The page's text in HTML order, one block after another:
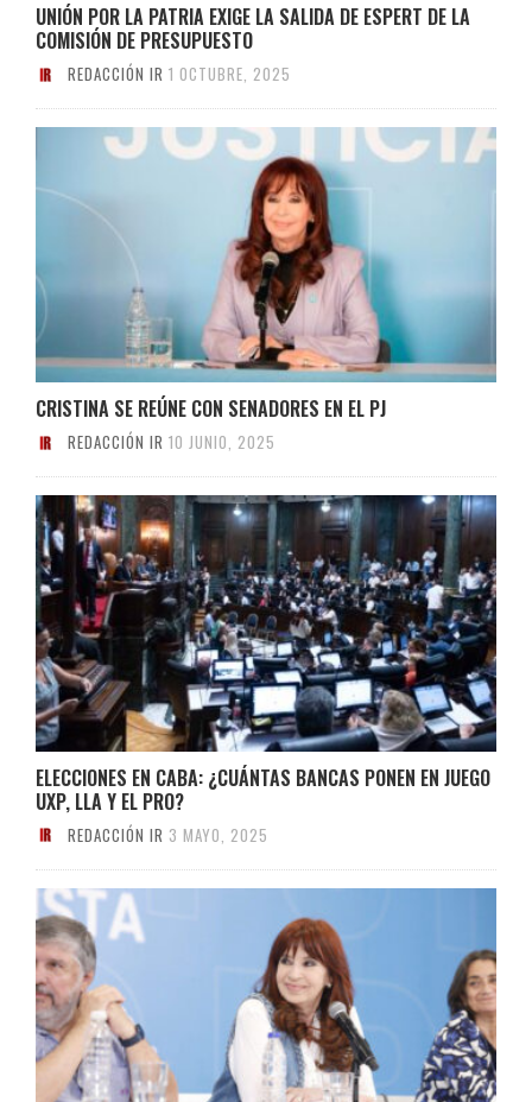
UNIÓN POR LA PATRIA EXIGE LA SALIDA DE ESPERT DE LA
COMISIÓN DE PRESUPUESTO
REDACCIÓN IR 1 OCTUBRE, 2025
CRISTINA SE REÚNE CON SENADORES EN EL PJ
REDACCIÓN IR 10 JUNIO, 2025
ELECCIONES EN CABA: ¿CUÁNTAS BANCAS PONEN EN JUEGO
UXP, LLA Y EL PRO?
REDACCIÓN IR 3 MAYO, 2025